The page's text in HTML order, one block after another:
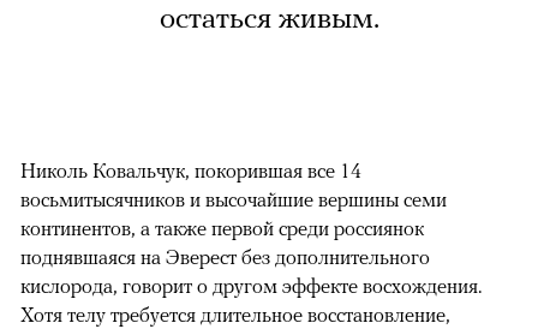
остаться живым.
Николь Ковальчук, покорившая все 14
восьмитысячников и высочайшие вершины семи
континентов, а также первой среди россиянок
поднявшаяся на Эверест без дополнительного
кислорода, говорит о другом эффекте восхождения.
Хотя телу требуется длительное восстановление,